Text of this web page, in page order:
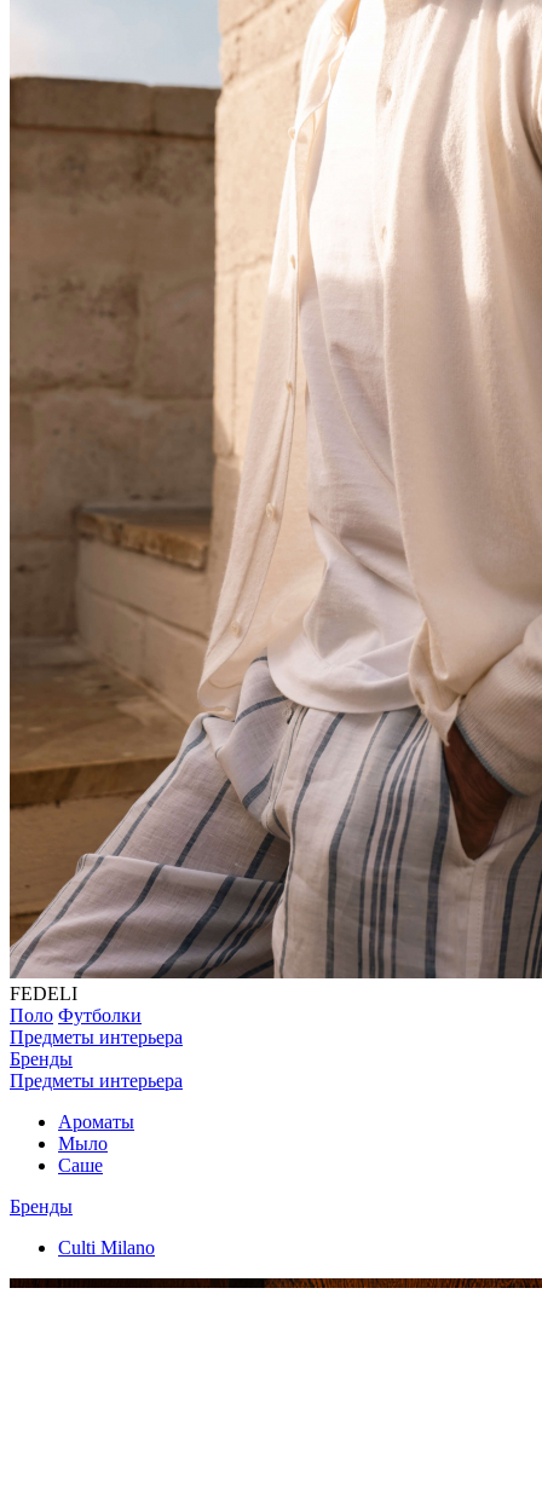
FEDELI
Поло Футболки
Предметы интерьера
Бренды
Предметы интерьера
Ароматы
Мыло
Саше
Бренды
Culti Milano